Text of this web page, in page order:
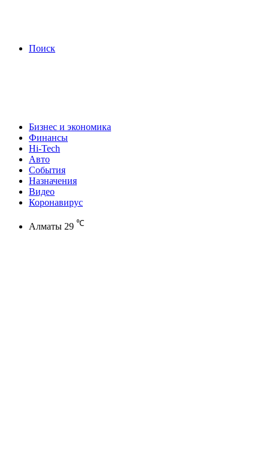
Поиск
Бизнес и экономика
Финансы
Hi-Tech
Авто
События
Назначения
Видео
Коронавирус
Алматы 29 ℃